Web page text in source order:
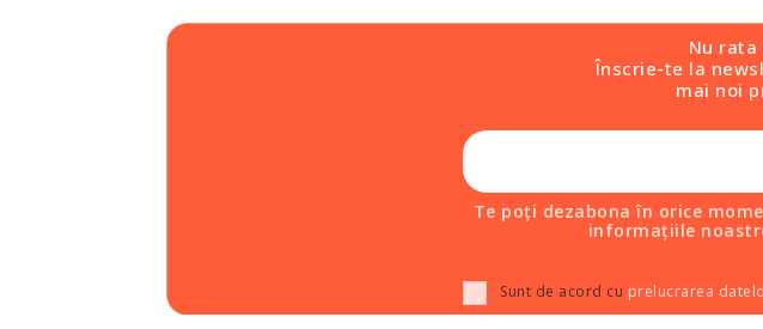
Nu
Înscrie-te la
mai noi
Te poți dezabona în orice
informațiile
Sunt de acord cu prelucrarea